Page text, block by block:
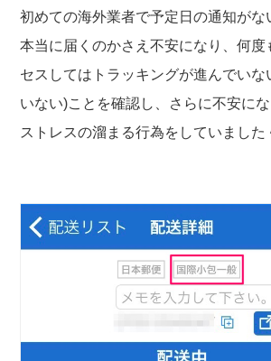
初めての海外業者で予定日の通知がな
本当に届くのかさえ不安になり、何度
セスしてはトラッキングが進んでいな
いない)ことを確認し、さらに不安に
ストレスの溜まる行為をしていました